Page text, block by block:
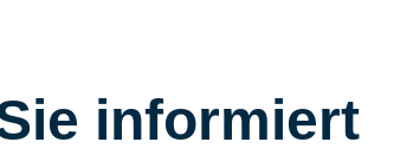
informiert